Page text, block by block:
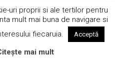
aeriene viitoare inspirate
stelelor
the loveRăzboiul stelelor
americană, care
deja …
uri proprii si ale tertilor pentru
mult mai buna de navigare si
fiecaruia.
Acceptă
mai mult